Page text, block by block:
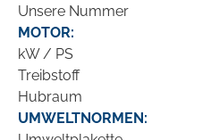
Unsere Nummer
MOTOR:
kW / PS
Treibstoff
Hubraum
UMWELTNORMEN: